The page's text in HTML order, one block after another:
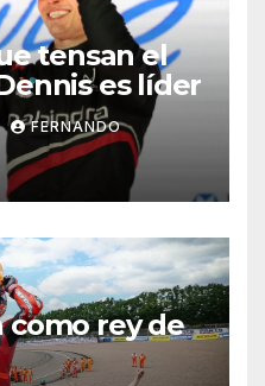
tensan el
es líder
FERNANDO
como rey de